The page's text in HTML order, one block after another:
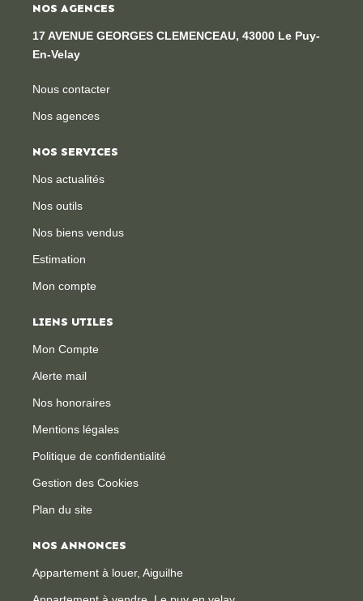
NOS AGENCES
17 AVENUE GEORGES CLEMENCEAU, 43000 Le Puy-
En-Velay
Nous contacter
Nos agences
NOS SERVICES
Nos actualités
Nos outils
Nos biens vendus
Estimation
Mon compte
LIENS UTILES
Mon Compte
Alerte mail
Nos honoraires
Mentions légales
Politique de confidentialité
Gestion des Cookies
Plan du site
NOS ANNONCES
Appartement à louer, Aiguilhe